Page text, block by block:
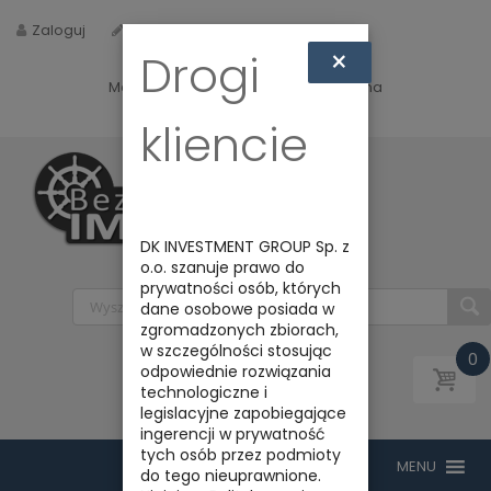
Zaloguj Zarejestruj
Masz jakieś pytania? Napisz do nas na
biuro@bezpiecznyimport.pl
0
Drogi
kliencie
×
DK INVESTMENT GROUP Sp. z
o.o. szanuje prawo do
prywatności osób, których
dane osobowe posiada w
zgromadzonych zbiorach,
w szczególności stosując
odpowiednie rozwiązania
technologiczne i
legislacyjne zapobiegające
ingerencji w prywatność
tych osób przez podmioty
do tego nieuprawnione.